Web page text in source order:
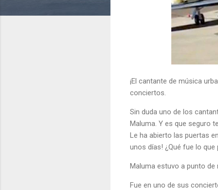
¡El cantante de música
conciertos.
Sin duda uno de los
Maluma. Y es que seguro
Le ha abierto las puertas
unos días! ¿Qué fue lo que
Maluma estuvo a punto
Fue en uno de sus